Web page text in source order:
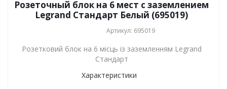
Розеточный блок на 6 мест с заземлением
Legrand Стандарт Белый (695019)
Артикул: 695019
Розетковий блок на 6 місць із заземленням Legrand
Стандарт
Характеристики